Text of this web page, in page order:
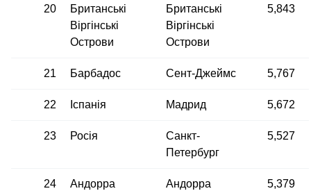
20
Британські
Віргінські
Острови
Британські
Віргінські
Острови
5,843
21 Барбадос Сент-Джеймс 5,767
22 Іспанія Мадрид 5,672
23 Росія
Санкт-
Петербург
5,527
24 Андорра Андорра 5,379